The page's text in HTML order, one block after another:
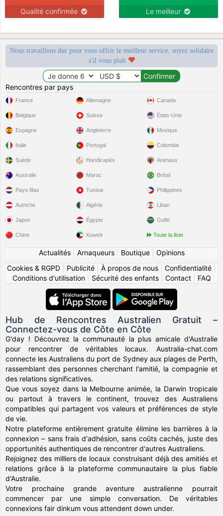
Qualité confirmée Le meilleur
Nous travaillons dur pour vous offrir le meilleur service, soyez solidaire
s'il vous plaît
Rencontres par pays
France
Belgique
Espagne
Italie
Suède
Allemagne
Suisse
Angleterre
Portugal
Handicapés
Canada
États-Unis
Mexique
Colombie
Animaux
Australie
Pays-Bas
Autriche
Japon
Chine
Maroc
Tunisie
Algérie
Égypte
Koweït
Brésil
Philippines
Liban
Golfe
Toute la liste
Actualités| Arnaqueurs| Boutique| Opinions
Cookies & RGPD
Publicité À propos de nous Confidentialité
Conditions d'utilisation| Sécurité des enfants| Contact| FAQ
Hub de Rencontres Australien Gratuit –
Connectez-vous de Côte en Côte
G'day ! Découvrez la communauté la plus amicale d'Australie
pour rencontrer de véritables locaux. Australia-chat.com
connecte les Australiens du port de Sydney aux plages de Perth,
rassemblant des personnes cherchant l'amitié, la compagnie et
des relations significatives.
Que vous soyez dans la Melbourne animée, la Darwin tropicale
ou partout à travers le continent, trouvez des Australiens
compatibles qui partagent vos valeurs et préférences de style
de vie.
Notre plateforme entièrement gratuite élimine les barrières à la
connexion – sans frais d'adhésion, sans coûts cachés, juste des
opportunités authentiques de rencontrer d'autres Australiens.
Rejoignez des milliers de locaux construisant déjà des amitiés et
relations grâce à la plateforme communautaire la plus fiable
d'Australie.
Votre prochaine grande aventure australienne pourrait
commencer par une simple conversation. De véritables
connexions fair dinkum vous attendent down under.